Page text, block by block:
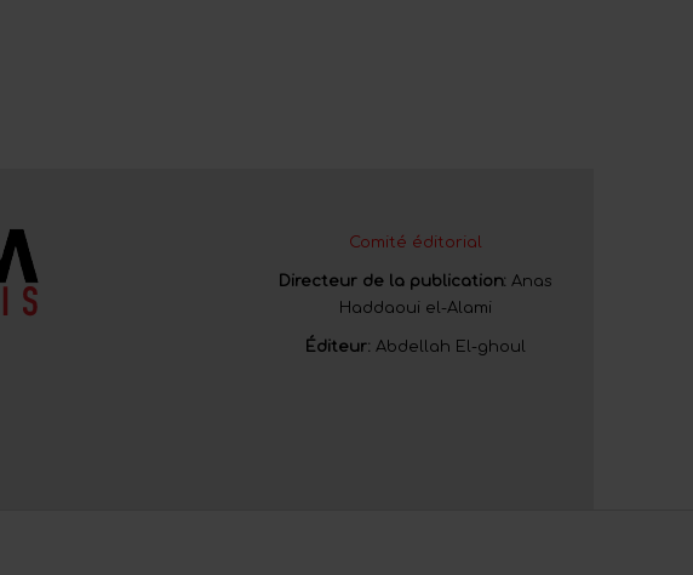
Comité éditorial
Directeur de la publication: Anas
Haddaoui el-Alami
Éditeur: Abdellah El-ghoul